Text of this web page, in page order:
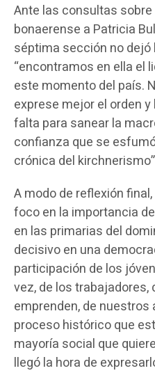
Ante las consultas
bonaerense a Patricia
séptima sección no dejó
“encontramos en ella el
este momento del país.
exprese mejor el orden
falta para sanear la
confianza que se
crónica del
A modo de reflexión
foco en la importancia
en las primarias del
decisivo en una
participación de los
vez, de los trabajadores,
emprenden, de
proceso histórico que
mayoría social que
llegó la hora de